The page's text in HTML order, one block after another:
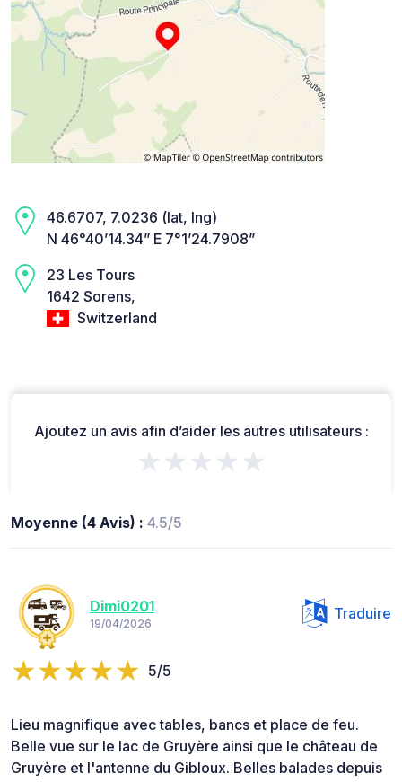
46.6707, 7.0236 (lat, lng)
N 46°40’14.34” E 7°1’24.7908”
23 Les Tours
1642 Sorens,
Switzerland
Ajoutez un avis afin d’aider les autres utilisateurs :
★★★★★
Moyenne (4 Avis) : 4.5/5
Dimi0201
19/04/2026
Traduire
5/5
Lieu magnifique avec tables, bancs et place de feu.
Belle vue sur le lac de Gruyère ainsi que le château de
Gruyère et l'antenne du Gibloux. Belles balades depuis